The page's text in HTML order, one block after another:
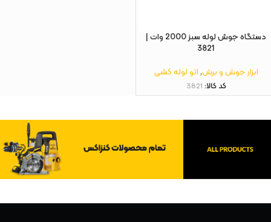
دستگاه جوش لوله سبز 2000 وات |
3821
ابزار جوش و برش,اتو لوله کشی
کد کالا: 3821